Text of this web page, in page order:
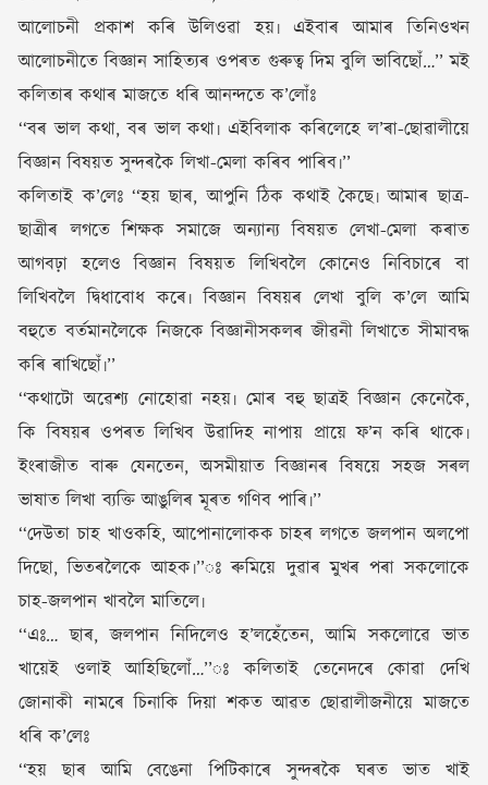
আলোচনী প্ৰকাশ কৰি উলিওৱা হয়৷ এইবাৰ আমাৰ তিনিওখন
আলোচনীতে বিজ্ঞান সাহিত্যৰ ওপৰত গুৰুত্ব দিম বুলি ভাবিছোঁ…’’ মই
কলিতাৰ কথাৰ মাজতে ধৰি আনন্দতে ক’লোঁঃ
‘‘বৰ ভাল কথা, বৰ ভাল কথা৷ এইবিলাক কৰিলেহে ল’ৰা-ছোৱালীয়ে
বিজ্ঞান বিষয়ত সুন্দৰকৈ লিখা-মেলা কৰিব পাৰিব৷’’
কলিতাই ক’লেঃ ‘‘হয় ছাৰ, আপুনি ঠিক কথাই কৈছে৷ আমাৰ ছাত্ৰ-
ছাত্ৰীৰ লগতে শিক্ষক সমাজে অন্যান্য বিষয়ত লেখা-মেলা কৰাত
আগবঢ়া হলেও বিজ্ঞান বিষয়ত লিখিবলৈ কোনেও নিবিচাৰে বা
লিখিবলৈ দ্বিধাবোধ কৰে৷ বিজ্ঞান বিষয়ৰ লেখা বুলি ক’লে আমি
বহুতে বৰ্তমানলৈকে নিজকে বিজ্ঞানীসকলৰ জীৱনী লিখাতে সীমাবদ্ধ
কৰি ৰাখিছোঁ৷’’
‘‘কথাটো অৱেশ্য নোহোৱা নহয়৷ মোৰ বহু ছাত্ৰই বিজ্ঞান কেনেকৈ,
কি বিষয়ৰ ওপৰত লিখিব উৱাদিহ নাপায় প্ৰায়ে ফ’ন কৰি থাকে৷
ইংৰাজীত বাৰু যেনতেন, অসমীয়াত বিজ্ঞানৰ বিষয়ে সহজ সৰল
ভাষাত লিখা ব্যক্তি আঙুলিৰ মূৰত গণিব পাৰি৷’’
‘‘দেউতা চাহ খাওকহি, আপোনালোকক চাহৰ লগতে জলপান অলপো
দিছো, ভিতৰলৈকে আহক৷’’ঃ ৰুমিয়ে দুৱাৰ মুখৰ পৰা সকলোকে
চাহ-জলপান খাবলৈ মাতিলে৷
‘‘এঃ… ছাৰ, জলপান নিদিলেও হ’লহেঁতেন, আমি সকলোৱে ভাত
খায়েই ওলাই আহিছিলোঁ…’’ঃ কলিতাই তেনেদৰে কোৱা দেখি
জোনাকী নামৰে চিনাকি দিয়া শকত আৱত ছোৱালীজনীয়ে মাজতে
ধৰি ক’লেঃ
‘‘হয় ছাৰ আমি বেঙেনা পিটিকাৰে সুন্দৰকৈ ঘৰত ভাত খাই